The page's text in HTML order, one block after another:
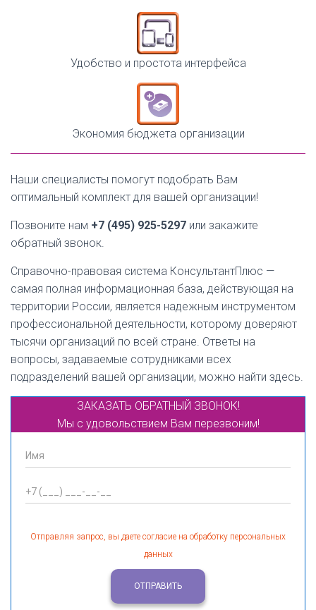
Удобство и простота интерфейса
Экономия бюджета организации
Наши специалисты помогут подобрать Вам
оптимальный комплект для вашей организации!
Позвоните нам +7 (495) 925-5297 или закажите
обратный звонок.
Справочно-правовая система КонсультантПлюс —
самая полная информационная база, действующая на
территории России, является надежным инструментом
профессиональной деятельности, которому доверяют
тысячи организаций по всей стране. Ответы на
вопросы, задаваемые сотрудниками всех
подразделений вашей организации, можно найти здесь.
ЗАКАЗАТЬ ОБРАТНЫЙ ЗВОНОК!
Мы с удовольствием Вам перезвоним!
Отправляя запрос, вы даете согласие на обработку персональных
данных